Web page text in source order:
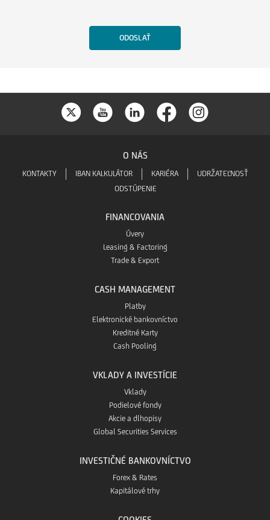
O NÁS
KONTAKTY IBAN KALKULÁTOR KARIÉRA
UDRŽATEĽNOSŤ
ODSTÚPENIE
FINANCOVANIA
Úvery
Leasing & Factoring
Trade & Export
CASH MANAGEMENT
Platby
Elektronické bankovníctvo
Kreditné Karty
Cash Pooling
VKLADY A INVESTÍCIE
Vklady
Podielové fondy
Akcie a dlhopisy
Global Securities Services
INVESTIČNÉ BANKOVNÍCTVO
Forex & Rates
Kapitálové trhy